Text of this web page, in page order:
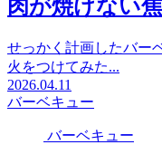
肉が焼けない
せっかく計画したバー
火をつけてみた...
2026.04.11
バーベキュー
バーベキュー